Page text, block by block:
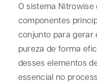
O sistema
componentes
conjunto para gerar
pureza de forma
desses elementos
essencial no